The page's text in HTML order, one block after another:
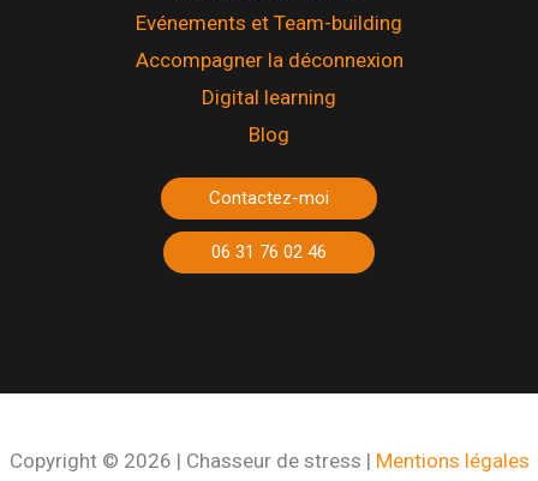
Evénements et Team-building
Accompagner la déconnexion
Digital learning
Blog
Contactez-moi
06 31 76 02 46
Copyright © 2026 | Chasseur de stress | Mentions légales